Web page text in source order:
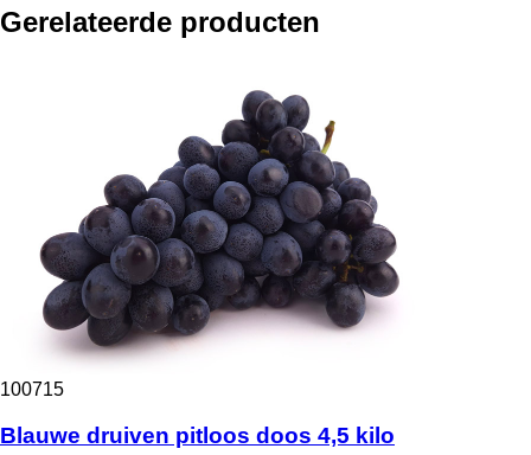
Gerelateerde producten
100715
Blauwe druiven pitloos doos 4,5 kilo